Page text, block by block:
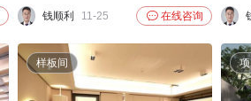
钱顺利 11-25  在线咨询
样板间